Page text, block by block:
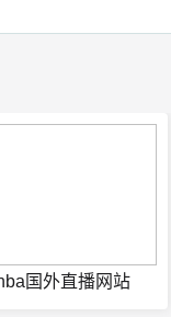
国外直播网站